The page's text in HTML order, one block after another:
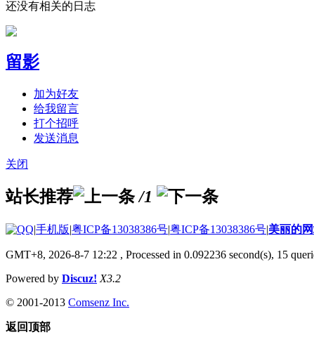
还没有相关的日志
留影
加为好友
给我留言
打个招呼
发送消息
关闭
站长推荐 /1
|手机版|粤ICP备13038386号|粤ICP备13038386号|美丽的
GMT+8, 2026-8-7 12:22 , Processed in 0.092236 second(s), 15
Powered by Discuz! X3.2
© 2001-2013 Comsenz Inc.
返回顶部